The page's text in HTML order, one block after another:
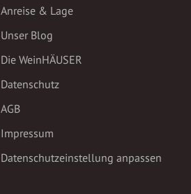
Anreise & Lage
Unser Blog
Die WeinHÄUSER
Datenschutz
AGB
Impressum
Datenschutzeinstellung anpassen